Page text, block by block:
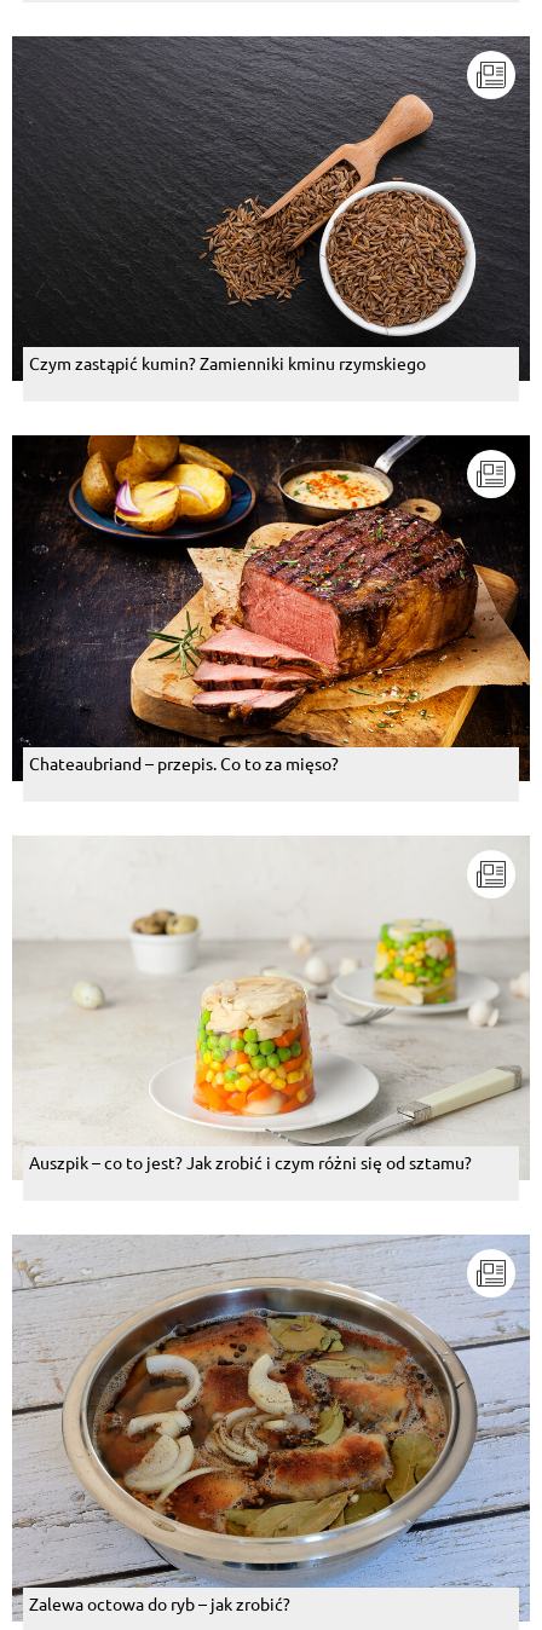
Czym zastąpić kumin? Zamienniki kminu rzymskiego
Chateaubriand – przepis. Co to za mięso?
Auszpik – co to jest? Jak zrobić i czym różni się od sztamu?
Zalewa octowa do ryb – jak zrobić?